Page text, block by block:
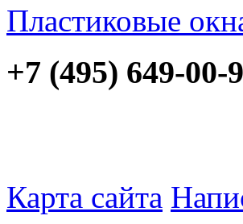
Пластиковые
+7 (495) 649-00-
Карта сайта